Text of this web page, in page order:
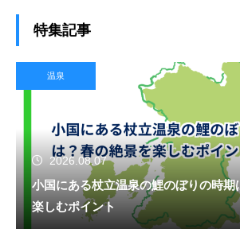
特集記事
温泉
2026.08.07
小国にある杖立温泉の鯉のぼりの時期
楽しむポイント